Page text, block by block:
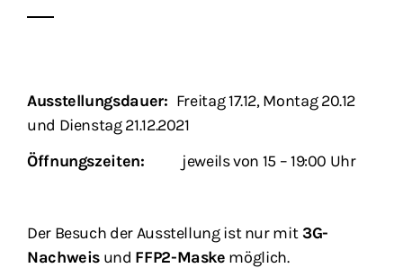
Ausstellungsdauer: Freitag 17.12, Montag 20.12
und Dienstag 21.12.2021
Öffnungszeiten:
jeweils von 15 – 19:00 Uhr
Der Besuch der Ausstellung ist nur mit3G-
Nachweis und FFP2-Maske möglich.